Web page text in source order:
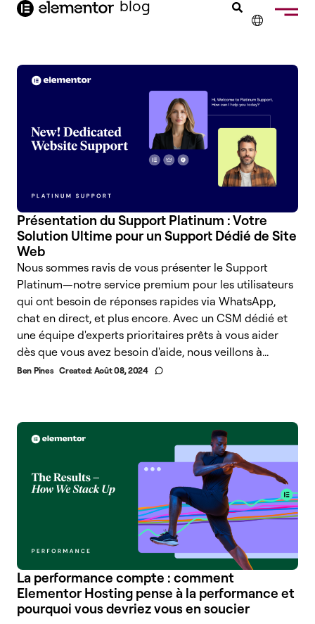
principal
blog
ENGLISH
NEDERLANDS
DEUTSCH
PORTUGUÊS
ESPAÑOL
Présentation du Support Platinum : Votre
Solution Ultime pour un Support Dédié de Site
Web
Nous sommes ravis de vous présenter le Support
Platinum—notre service premium pour les utilisateurs
qui ont besoin de réponses rapides via WhatsApp,
chat en direct, et plus encore. Avec un CSM dédié et
une équipe d'experts prioritaires prêts à vous aider
dès que vous avez besoin d'aide, nous veillons à...
Ben Pines Created: Août 08, 2024
La performance compte : comment
Elementor Hosting pense à la performance et
pourquoi vous devriez vous en soucier